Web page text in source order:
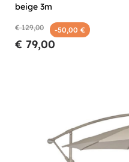
beige 3m
€ 129,00 -50,00 €
€ 79,00